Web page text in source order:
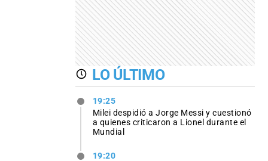
LO ÚLTIMO
19:25
Milei despidió a Jorge Messi y cuestionó
a quienes criticaron a Lionel durante el
Mundial
19:20